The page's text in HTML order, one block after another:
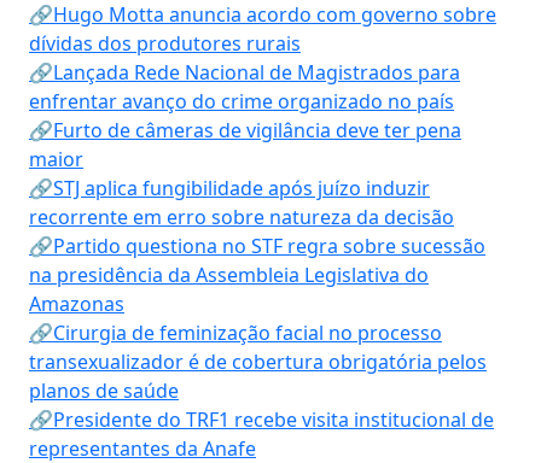
🔗Hugo Motta anuncia acordo com governo sobre
dívidas dos produtores rurais
🔗Lançada Rede Nacional de Magistrados para
enfrentar avanço do crime organizado no país
🔗Furto de câmeras de vigilância deve ter pena
maior
🔗STJ aplica fungibilidade após juízo induzir
recorrente em erro sobre natureza da decisão
🔗Partido questiona no STF regra sobre sucessão
na presidência da Assembleia Legislativa do
Amazonas
🔗Cirurgia de feminização facial no processo
transexualizador é de cobertura obrigatória pelos
planos de saúde
🔗Presidente do TRF1 recebe visita institucional de
representantes da Anafe